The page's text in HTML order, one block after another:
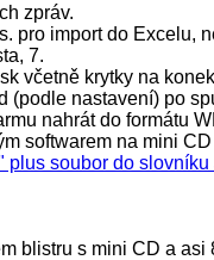
zpráv.
pro import do Excelu,
7.
včetně krytky na
(podle nastavení) po
nahrát do formátu
softwarem na mini
plus soubor do slovníku
blistru s mini CD a